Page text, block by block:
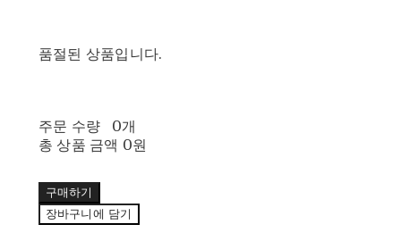
품절된 상품입니다.
주문 수량
0개
총 상품 금액 0원
구매하기
장바구니에 담기